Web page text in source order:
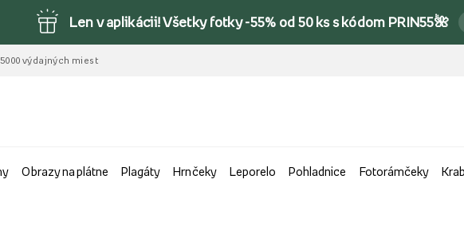
Len v aplikácii! Všetky fotky -55% od 50 ks s kódom PRIN55🌺
výdajných miest
Obrazy na plátne Plagáty Hrnčeky Leporelo Pohladnice Fotorámčeky